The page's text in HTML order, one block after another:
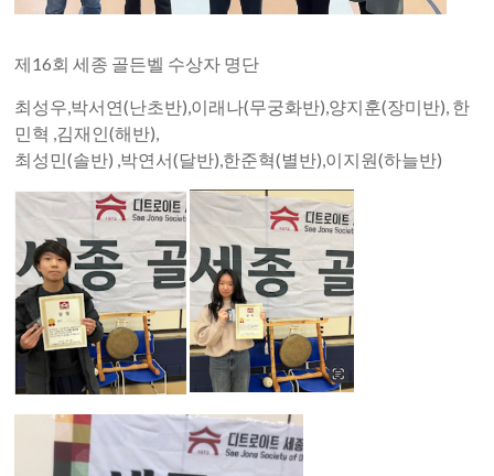
제16회 세종 골든벨 수상자 명단
최성우,박서연(난초반),이래나(무궁화반),양지훈(장미반), 한
민혁 ,김재인(해반),
최성민(솔반) ,박연서(달반),한준혁(별반),이지원(하늘반)